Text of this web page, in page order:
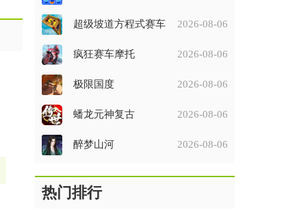
超级坡道方程式赛车 2026-08-06
疯狂赛车摩托 2026-08-06
极限国度 2026-08-06
蟠龙元神复古 2026-08-06
醉梦山河 2026-08-06
热门排行